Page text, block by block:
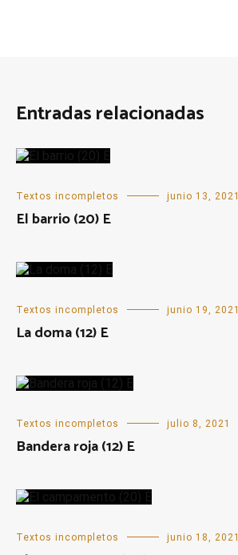
Entradas relacionadas
Textos incompletos junio 13, 2021
El barrio (20) E
Textos incompletos junio 19, 2021
La doma (12) E
Textos incompletos julio 8, 2021
Bandera roja (12) E
Textos incompletos junio 18, 2021